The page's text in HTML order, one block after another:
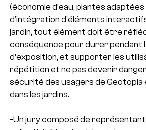
(économie d’eau, plantes adaptées
d’intégration d’éléments
jardin, tout élément doit être
conséquence pour durer pendant
d’exposition, et supporter les
répétition et ne pas devenir
sécurité des usagers de Geotopia
dans les jardins.
-Un jury composé de